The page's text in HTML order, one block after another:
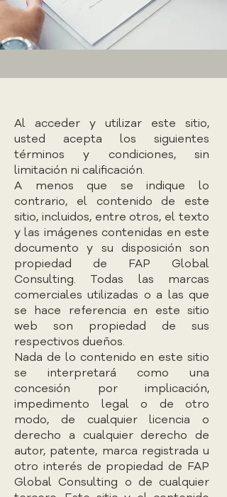
Al acceder y utilizar este sitio,
usted acepta los siguientes
términos y condiciones, sin
limitación ni calificación.
A menos que se indique lo
contrario, el contenido de este
sitio, incluidos, entre otros, el texto
y las imágenes contenidas en este
documento y su disposición son
propiedad de FAP Global
Consulting. Todas las marcas
comerciales utilizadas o a las que
se hace referencia en este sitio
web son propiedad de sus
respectivos dueños.
Nada de lo contenido en este sitio
se interpretará como una
concesión por implicación,
impedimento legal o de otro
modo, de cualquier licencia o
derecho a cualquier derecho de
autor, patente, marca registrada u
otro interés de propiedad de FAP
Global Consulting o de cualquier